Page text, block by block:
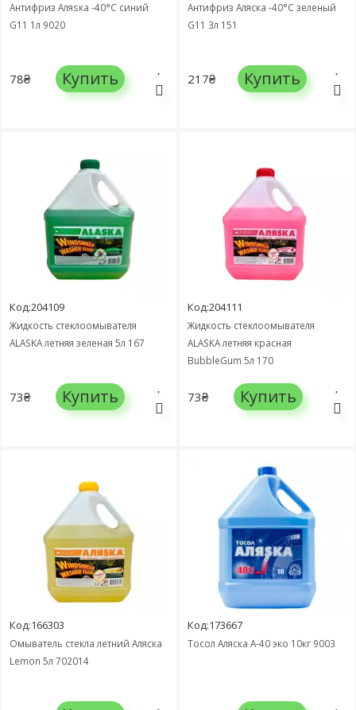
Антифриз Аляѕка -40°C синий
G11 1л 9020
78₴ Купить
Антифриз Аляска -40°C зеленый
G11 3л 151
217₴ Купить
Код:204109
Жидкость стеклоомывателя
АLASKA летняя зеленая 5л 167
73₴ Купить
Код:204111
Жидкость стеклоомывателя
АLASKA летняя красная
BubbleGum 5л 170
73₴ Купить
Код:166303
Омыватель стекла летний Аляска
Lemon 5л 702014
Код:173667
Тосол Аляска А-40 эко 10кг 9003